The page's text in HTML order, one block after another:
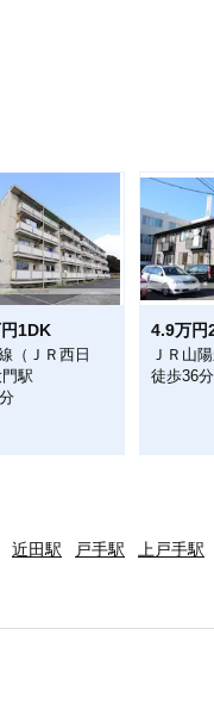
1DK
（ＪＲ西日
駅
4.9万円
ＪＲ山
徒歩36分
近田駅 戸手駅 上戸手駅